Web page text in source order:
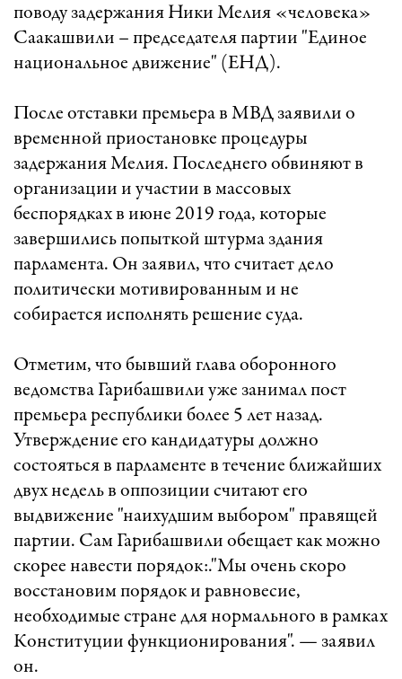
поводу задержания Ники Мелия «человека»
Саакашвили – председателя партии "Единое
национальное движение" (ЕНД).
После отставки премьера в МВД заявили о
временной приостановке процедуры
задержания Мелия. Последнего обвиняют в
организации и участии в массовых
беспорядках в июне 2019 года, которые
завершились попыткой штурма здания
парламента. Он заявил, что считает дело
политически мотивированным и не
собирается исполнять решение суда.
Отметим, что бывший глава оборонного
ведомства Гарибашвили уже занимал пост
премьера республики более 5 лет назад.
Утверждение его кандидатуры должно
состояться в парламенте в течение ближайших
двух недель в оппозиции считают его
выдвижение "наихудшим выбором" правящей
партии. Сам Гарибашвили обещает как можно
скорее навести порядок:."Мы очень скоро
восстановим порядок и равновесие,
необходимые стране для нормального в рамках
Конституции функционирования". — заявил
он.